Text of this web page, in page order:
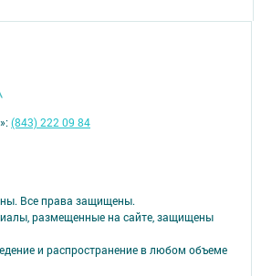
Все права защищены.
размещенные на сайте, защищены
и распространение в любом объеме
(843) 222 09 84